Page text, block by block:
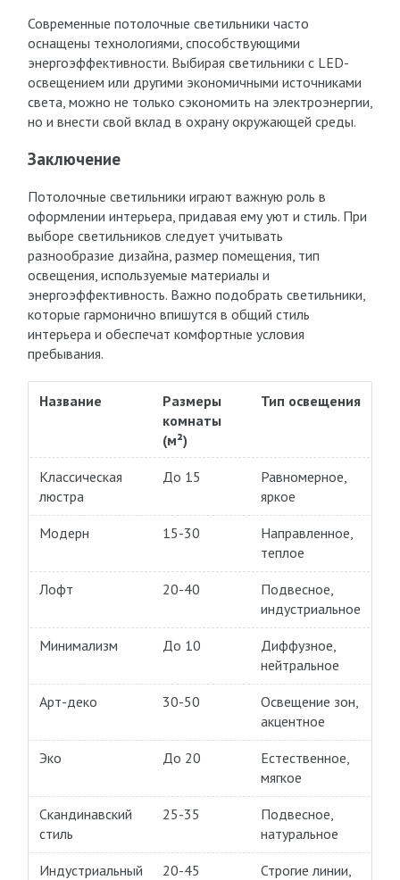
Современные потолочные светильники часто
оснащены технологиями, способствующими
энергоэффективности. Выбирая светильники с LED-
освещением или другими экономичными источниками
света, можно не только сэкономить на электроэнергии,
но и внести свой вклад в охрану окружающей среды.
Заключение
Потолочные светильники играют важную роль в
оформлении интерьера, придавая ему уют и стиль. При
выборе светильников следует учитывать
разнообразие дизайна, размер помещения, тип
освещения, используемые материалы и
энергоэффективность. Важно подобрать светильники,
которые гармонично впишутся в общий стиль
интерьера и обеспечат комфортные условия
пребывания.
Название
Размеры
комнаты
(м²)
Тип освещения
Классическая
люстра
До 15
Равномерное,
яркое
Модерн 15-30
Направленное,
теплое
Лофт 20-40
Подвесное,
индустриальное
Минимализм До 10
Диффузное,
нейтральное
Арт-деко 30-50
Освещение зон,
акцентное
Эко До 20
Естественное,
мягкое
Скандинавский
стиль
25-35
Подвесное,
натуральное
Индустриальный 20-45
Строгие линии,